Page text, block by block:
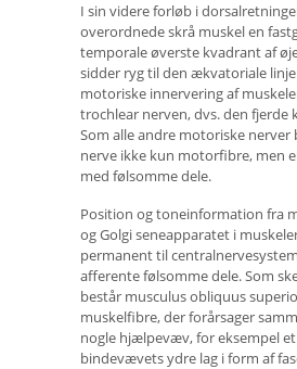
I sin videre forløb i
overordnede skrå muskel en
temporale øverste kvadrant af
sidder ryg til den ækvatoriale linje
motoriske innervering af
trochlear nerven, dvs. den fjerde
Som alle andre motoriske
nerve ikke kun motorfibre, men
med følsomme dele.
Position og toneinformation fra
og Golgi seneapparatet i
permanent til
afferente følsomme dele. Som
består musculus obliquus
muskelfibre, der forårsager
nogle hjælpevæv, for eksempel
bindevævets ydre lag i form af